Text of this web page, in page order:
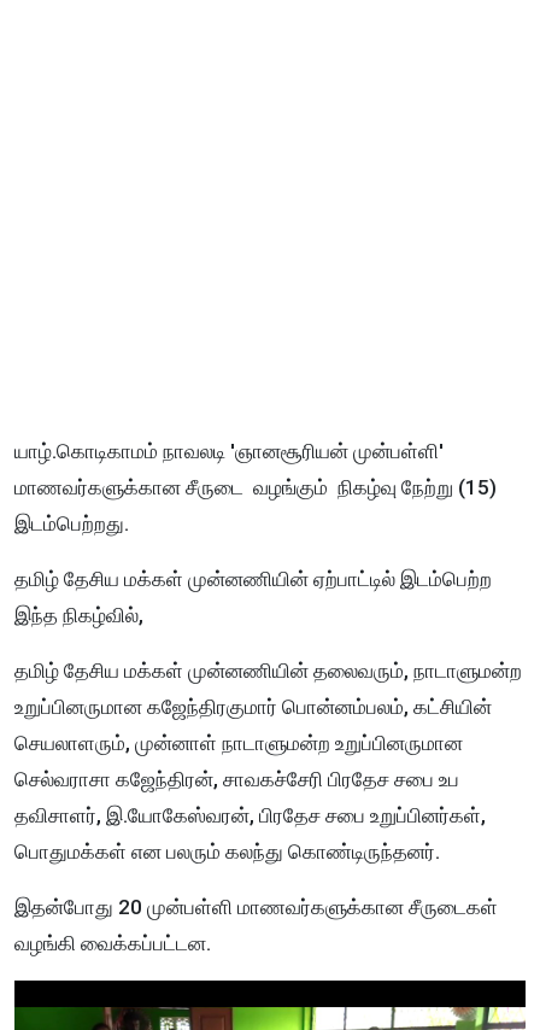
யாழ்.கொடிகாமம் நாவலடி 'ஞானசூரியன் முன்பள்ளி'
மாணவர்களுக்கான சீருடை வழங்கும் நிகழ்வு நேற்று (15)
இடம்பெற்றது.
தமிழ் தேசிய மக்கள் முன்னணியின் ஏற்பாட்டில் இடம்பெற்ற
இந்த நிகழ்வில்,
தமிழ் தேசிய மக்கள் முன்னணியின் தலைவரும், நாடாளுமன்ற
உறுப்பினருமான கஜேந்திரகுமார் பொன்னம்பலம், கட்சியின்
செயலாளரும், முன்னாள் நாடாளுமன்ற உறுப்பினருமான
செல்வராசா கஜேந்திரன், சாவகச்சேரி பிரதேச சபை உப
தவிசாளர், இ.யோகேஸ்வரன், பிரதேச சபை உறுப்பினர்கள்,
பொதுமக்கள் என பலரும் கலந்து கொண்டிருந்தனர்.
இதன்போது 20 முன்பள்ளி மாணவர்களுக்கான சீருடைகள்
வழங்கி வைக்கப்பட்டன.